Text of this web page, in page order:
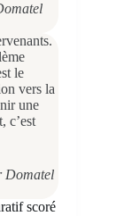
le
vers la
une
c’est
Domatel
scoré